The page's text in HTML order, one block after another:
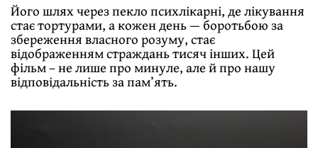
Його шлях через пекло психлікарні, де лікування
стає тортурами, а кожен день — боротьбою за
збереження власного розуму, стає
відображенням страждань тисяч інших. Цей
фільм – не лише про минуле, але й про нашу
відповідальність за пам’ять.